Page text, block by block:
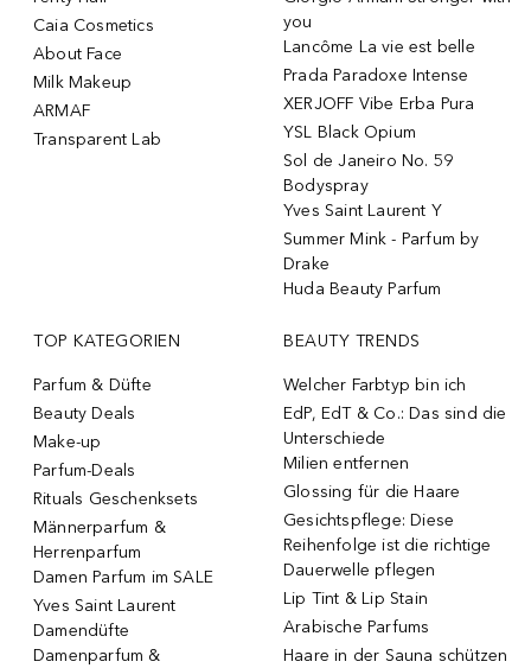
Caia Cosmetics
About Face
Milk Makeup
ARMAF
Transparent Lab
you
Lancôme La vie est belle
Prada Paradoxe Intense
XERJOFF Vibe Erba Pura
YSL Black Opium
Sol de Janeiro No. 59
Bodyspray
Yves Saint Laurent Y
Summer Mink - Parfum by
Drake
Huda Beauty Parfum
TOP KATEGORIEN
Parfum & Düfte
Beauty Deals
Make-up
Parfum-Deals
Rituals Geschenksets
Männerparfum &
Herrenparfum
Damen Parfum im SALE
Yves Saint Laurent
Damendüfte
Damenparfum &
BEAUTY TRENDS
Welcher Farbtyp bin ich
EdP, EdT & Co.: Das sind die
Unterschiede
Milien entfernen
Glossing für die Haare
Gesichtspflege: Diese
Reihenfolge ist die richtige
Dauerwelle pflegen
Lip Tint & Lip Stain
Arabische Parfums
Haare in der Sauna schützen